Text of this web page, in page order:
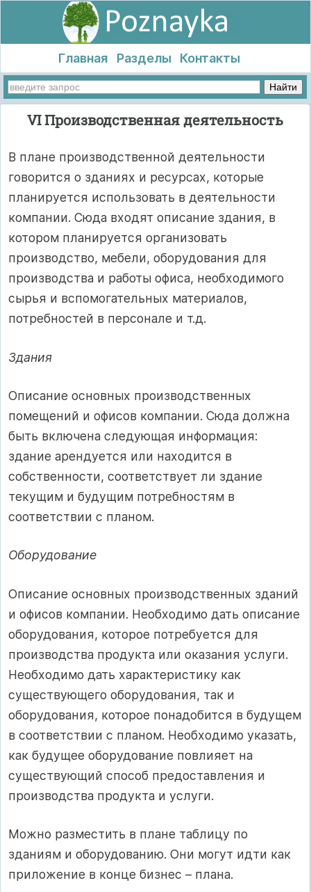
Главная Разделы Контакты
VI Производственная деятельность
В плане производственной деятельности
говорится о зданиях и ресурсах, которые
планируется использовать в деятельности
компании. Сюда входят описание здания, в
котором планируется организовать
производство, мебели, оборудования для
производства и работы офиса, необходимого
сырья и вспомогательных материалов,
потребностей в персонале и т.д.
Здания
Описание основных производственных
помещений и офисов компании. Сюда должна
быть включена следующая информация:
здание арендуется или находится в
собственности, соответствует ли здание
текущим и будущим потребностям в
соответствии с планом.
Оборудование
Описание основных производственных зданий
и офисов компании. Необходимо дать описание
оборудования, которое потребуется для
производства продукта или оказания услуги.
Необходимо дать характеристику как
существующего оборудования, так и
оборудования, которое понадобится в будущем
в соответствии с планом. Необходимо указать,
как будущее оборудование повлияет на
существующий способ предоставления и
производства продукта и услуги.
Можно разместить в плане таблицу по
зданиям и оборудованию. Они могут идти как
приложение в конце бизнес – плана.